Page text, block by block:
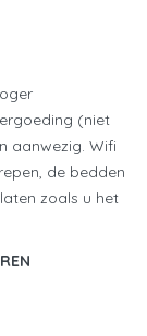
(niet
aanwezig. Wifi
de bedden
zoals u het